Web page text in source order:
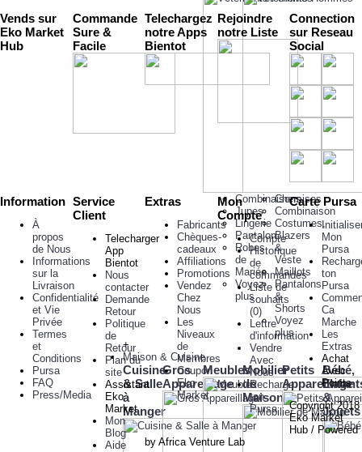
Combinaisons
Jupes
Lingerie
Pantalon
Robes
de
Mariée
Voyez
plus
Chemises
Combinaison
Costumes,
Blazers
&
Veste
Maillots
Pantalons
&
Shorts
Voyez
plus
+
Maison & Cuisine
Cuisine
& Salle
à
Manger
Gros
Appareillage
MeublesMobilier
de
Maison
Petits
Appareillage
Bébé,
&
Jouets
Vends sur
Eko Market
Hub
Commande
Sure &
Facile
Telechargez
notre Apps
Bientot
Rejoindre
notre Liste
Connection
sur Reseau
Social
Information
À
propos
de Nous
Informations
sur la
Livraison
Confidentialité
et Vie
Privée
Termes
et
Conditions
Pursa
FAQ
Press/Media
Service
Client
Telecharger
App
Bientot
Nous
contacter
Demande
Retour
Politique
de
Retour
Plan du
site
Assistant
Eko
Market
Mon
Blog
Aide
Extras
Fabricants
Chèques-
cadeaux
Affiliations
Promotions
Vendez
Chez
Nous
Les
Niveaux
de
Membres
Coupon
Eko
Market
Mon
Compte
Compte
Historique
de
commandes
Liste de
souhaits
(0)
Lettre
d'information
Vendre
Avec
Nous
Recharge
ton
Pursa
Carte Pursa
Mon
Pursa
ton
Pursa
Ca
Marche
Les
Extras
Achat
Avec
Points
Copyright 2018
Eko Market
Hub / Powered
by Africa Venture Lab